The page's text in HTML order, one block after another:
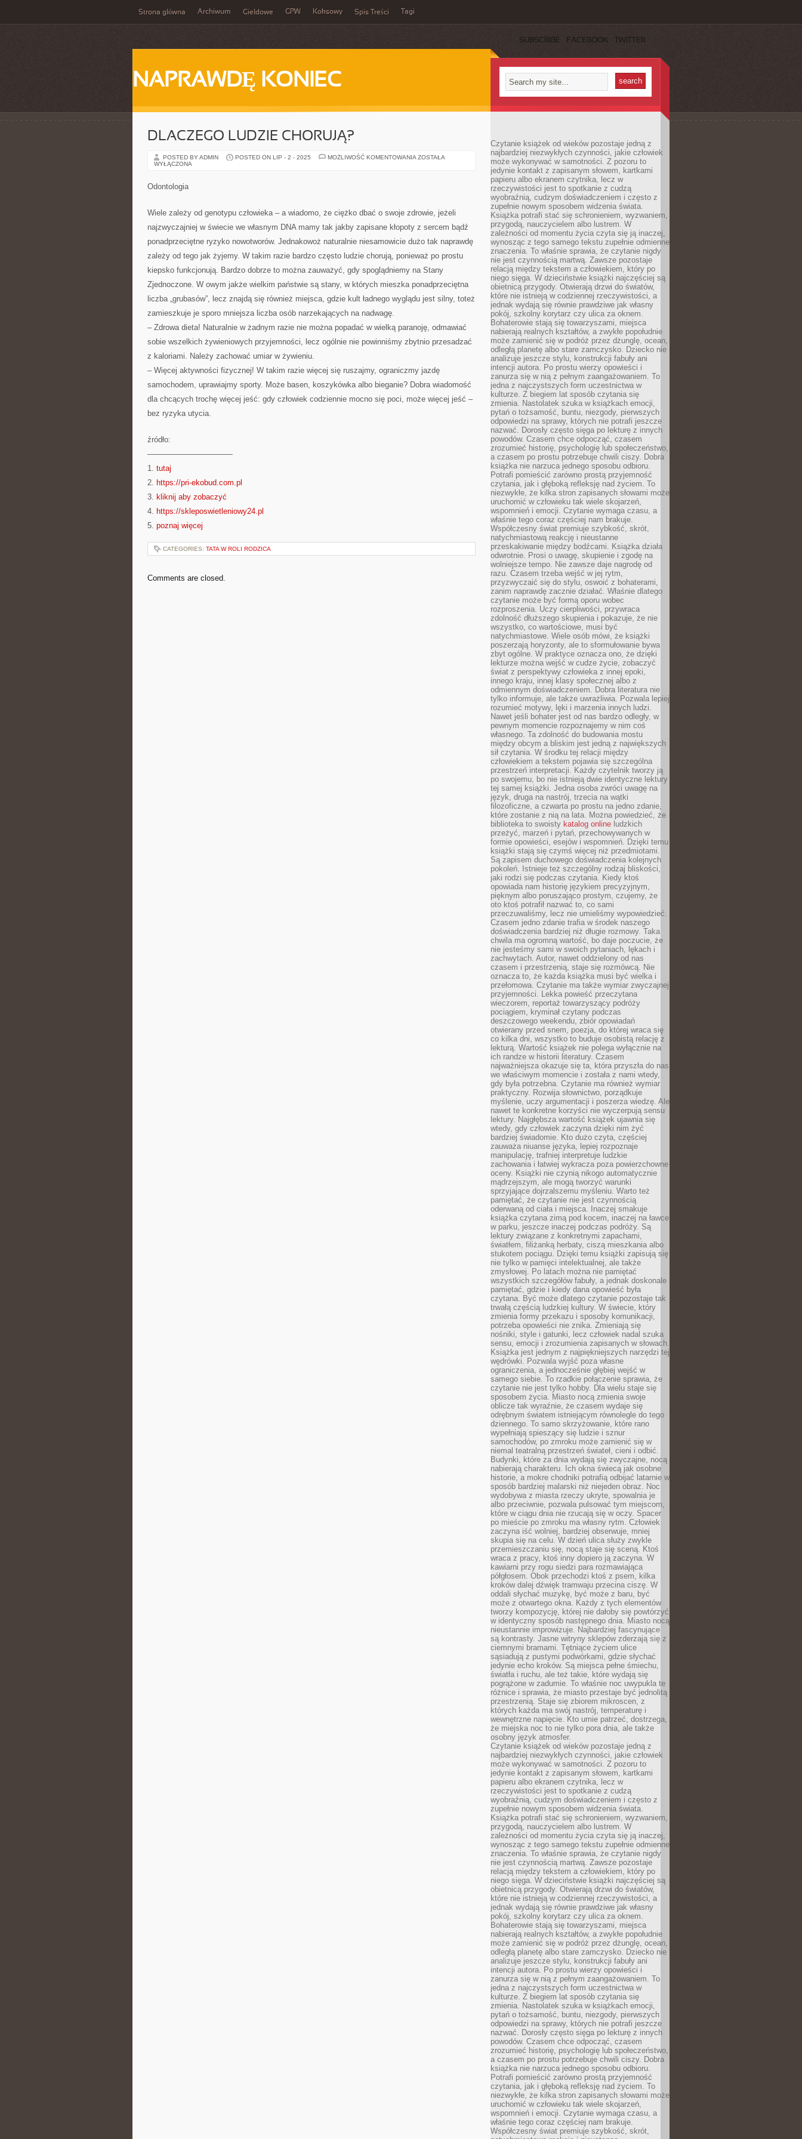
Strona główna Archiwum Giełdowe GPW Koksowy Spis Treści Tagi
SUBSCRIBE FACEBOOK TWITTER
NAPRAWDĘ KONIEC
DLACZEGO LUDZIE CHORUJĄ?
POSTED BY ADMIN POSTED ON LIP - 2 - 2025 MOŻLIWOŚĆ KOMENTOWANIA DLACZEGO
ZOSTAŁA
WYŁĄCZONA
Odontologia
Wiele zależy od genotypu człowieka – a wiadomo, że ciężko dbać o swoje zdrowie, jeżeli
najzwyczajniej w świecie we własnym DNA mamy tak jakby zapisane kłopoty z sercem bądź
ponadprzeciętne ryzyko nowotworów. Jednakowoż naturalnie niesamowicie dużo tak naprawdę
zależy od tego jak żyjemy. W takim razie bardzo często ludzie chorują, ponieważ po prostu
kiepsko funkcjonują. Bardzo dobrze to można zauważyć, gdy spoglądniemy na Stany
Zjednoczone. W owym jakże wielkim państwie są stany, w których mieszka ponadprzeciętna
liczba „grubasów”, lecz znajdą się również miejsca, gdzie kult ładnego wyglądu jest silny, toteż
zamieszkuje je sporo mniejsza liczba osób narzekających na nadwagę.
– Zdrowa dieta! Naturalnie w żadnym razie nie można popadać w wielką paranoję, odmawiać
sobie wszelkich żywieniowych przyjemności, lecz ogólnie nie powinniśmy zbytnio przesadzać
z kaloriami. Należy zachować umiar w żywieniu.
– Więcej aktywności fizycznej! W takim razie więcej się ruszajmy, ograniczmy jazdę
samochodem, uprawiajmy sporty. Może basen, koszykówka albo bieganie? Dobra wiadomość
dla chcących trochę więcej jeść: gdy człowiek codziennie mocno się poci, może więcej jeść –
bez ryzyka utycia.
źródło:
———————————
1. tutaj
2. https://pri-ekobud.com.pl
3. kliknij aby zobaczyć
4. https://skleposwietleniowy24.pl
5. poznaj więcej
CATEGORIES: TATA W ROLI RODZICA
Comments are closed.
Czytanie książek od wieków pozostaje jedną z
najbardziej niezwykłych czynności, jakie człowiek
może wykonywać w samotności. Z pozoru to
jedynie kontakt z zapisanym słowem, kartkami
papieru albo ekranem czytnika, lecz w
rzeczywistości jest to spotkanie z cudzą
wyobraźnią, cudzym doświadczeniem i często z
zupełnie nowym sposobem widzenia świata.
Książka potrafi stać się schronieniem, wyzwaniem,
przygodą, nauczycielem albo lustrem. W
zależności od momentu życia czyta się ją inaczej,
wynosząc z tego samego tekstu zupełnie odmienne
znaczenia. To właśnie sprawia, że czytanie nigdy
nie jest czynnością martwą. Zawsze pozostaje
relacją między tekstem a człowiekiem, który po
niego sięga. W dzieciństwie książki najczęściej są
obietnicą przygody. Otwierają drzwi do światów,
które nie istnieją w codziennej rzeczywistości, a
jednak wydają się równie prawdziwe jak własny
pokój, szkolny korytarz czy ulica za oknem.
Bohaterowie stają się towarzyszami, miejsca
nabierają realnych kształtów, a zwykłe popołudnie
może zamienić się w podróż przez dżunglę, ocean,
odległą planetę albo stare zamczysko. Dziecko nie
analizuje jeszcze stylu, konstrukcji fabuły ani
intencji autora. Po prostu wierzy opowieści i
zanurza się w nią z pełnym zaangażowaniem. To
jedna z najczystszych form uczestnictwa w
kulturze. Z biegiem lat sposób czytania się
zmienia. Nastolatek szuka w książkach emocji,
pytań o tożsamość, buntu, niezgody, pierwszych
odpowiedzi na sprawy, których nie potrafi jeszcze
nazwać. Dorosły często sięga po lekturę z innych
powodów. Czasem chce odpocząć, czasem
zrozumieć historię, psychologię lub społeczeństwo,
a czasem po prostu potrzebuje chwili ciszy. Dobra
książka nie narzuca jednego sposobu odbioru.
Potrafi pomieścić zarówno prostą przyjemność
czytania, jak i głęboką refleksję nad życiem. To
niezwykłe, że kilka stron zapisanych słowami może
uruchomić w człowieku tak wiele skojarzeń,
wspomnień i emocji. Czytanie wymaga czasu, a
właśnie tego coraz częściej nam brakuje.
Współczesny świat premiuje szybkość, skrót,
natychmiastową reakcję i nieustanne
przeskakiwanie między bodźcami. Książka działa
odwrotnie. Prosi o uwagę, skupienie i zgodę na
wolniejsze tempo. Nie zawsze daje nagrodę od
razu. Czasem trzeba wejść w jej rytm,
przyzwyczaić się do stylu, oswoić z bohaterami,
zanim naprawdę zacznie działać. Właśnie dlatego
czytanie może być formą oporu wobec
rozproszenia. Uczy cierpliwości, przywraca
zdolność dłuższego skupienia i pokazuje, że nie
wszystko, co wartościowe, musi być
natychmiastowe. Wiele osób mówi, że książki
poszerzają horyzonty, ale to sformułowanie bywa
zbyt ogólne. W praktyce oznacza ono, że dzięki
lekturze można wejść w cudze życie, zobaczyć
świat z perspektywy człowieka z innej epoki,
innego kraju, innej klasy społecznej albo z
odmiennym doświadczeniem. Dobra literatura nie
tylko informuje, ale także uwrażliwia. Pozwala lepiej
rozumieć motywy, lęki i marzenia innych ludzi.
Nawet jeśli bohater jest od nas bardzo odległy, w
pewnym momencie rozpoznajemy w nim coś
własnego. Ta zdolność do budowania mostu
między obcym a bliskim jest jedną z największych
sił czytania. W środku tej relacji między
człowiekiem a tekstem pojawia się szczególna
przestrzeń interpretacji. Każdy czytelnik tworzy ją
po swojemu, bo nie istnieją dwie identyczne lektury
tej samej książki. Jedna osoba zwróci uwagę na
język, druga na nastrój, trzecia na wątki
filozoficzne, a czwarta po prostu na jedno zdanie,
które zostanie z nią na lata. Można powiedzieć, że
biblioteka to swoisty katalog online ludzkich
przeżyć, marzeń i pytań, przechowywanych w
formie opowieści, esejów i wspomnień. Dzięki temu
książki stają się czymś więcej niż przedmiotami.
Są zapisem duchowego doświadczenia kolejnych
pokoleń. Istnieje też szczególny rodzaj bliskości,
jaki rodzi się podczas czytania. Kiedy ktoś
opowiada nam historię językiem precyzyjnym,
pięknym albo poruszająco prostym, czujemy, że
oto ktoś potrafił nazwać to, co sami
przeczuwaliśmy, lecz nie umieliśmy wypowiedzieć.
Czasem jedno zdanie trafia w środek naszego
doświadczenia bardziej niż długie rozmowy. Taka
chwila ma ogromną wartość, bo daje poczucie, że
nie jesteśmy sami w swoich pytaniach, lękach i
zachwytach. Autor, nawet oddzielony od nas
czasem i przestrzenią, staje się rozmówcą. Nie
oznacza to, że każda książka musi być wielka i
przełomowa. Czytanie ma także wymiar zwyczajnej
przyjemności. Lekka powieść przeczytana
wieczorem, reportaż towarzyszący podróży
pociągiem, kryminał czytany podczas
deszczowego weekendu, zbiór opowiadań
otwierany przed snem, poezja, do której wraca się
co kilka dni, wszystko to buduje osobistą relację z
lekturą. Wartość książek nie polega wyłącznie na
ich randze w historii literatury. Czasem
najważniejsza okazuje się ta, która przyszła do nas
we właściwym momencie i została z nami wtedy,
gdy była potrzebna. Czytanie ma również wymiar
praktyczny. Rozwija słownictwo, porządkuje
myślenie, uczy argumentacji i poszerza wiedzę. Ale
nawet te konkretne korzyści nie wyczerpują sensu
lektury. Najgłębsza wartość książek ujawnia się
wtedy, gdy człowiek zaczyna dzięki nim żyć
bardziej świadomie. Kto dużo czyta, częściej
zauważa niuanse języka, lepiej rozpoznaje
manipulację, trafniej interpretuje ludzkie
zachowania i łatwiej wykracza poza powierzchowne
oceny. Książki nie czynią nikogo automatycznie
mądrzejszym, ale mogą tworzyć warunki
sprzyjające dojrzalszemu myśleniu. Warto też
pamiętać, że czytanie nie jest czynnością
oderwaną od ciała i miejsca. Inaczej smakuje
książka czytana zimą pod kocem, inaczej na ławce
w parku, jeszcze inaczej podczas podróży. Są
lektury związane z konkretnymi zapachami,
światłem, filiżanką herbaty, ciszą mieszkania albo
stukotem pociągu. Dzięki temu książki zapisują się
nie tylko w pamięci intelektualnej, ale także
zmysłowej. Po latach można nie pamiętać
wszystkich szczegółów fabuły, a jednak doskonale
pamiętać, gdzie i kiedy dana opowieść była
czytana. Być może dlatego czytanie pozostaje tak
trwałą częścią ludzkiej kultury. W świecie, który
zmienia formy przekazu i sposoby komunikacji,
potrzeba opowieści nie znika. Zmieniają się
nośniki, style i gatunki, lecz człowiek nadal szuka
sensu, emocji i zrozumienia zapisanych w słowach.
Książka jest jednym z najpiękniejszych narzędzi tej
wędrówki. Pozwala wyjść poza własne
ograniczenia, a jednocześnie głębiej wejść w
samego siebie. To rzadkie połączenie sprawia, że
czytanie nie jest tylko hobby. Dla wielu staje się
sposobem życia. Miasto nocą zmienia swoje
oblicze tak wyraźnie, że czasem wydaje się
odrębnym światem istniejącym równolegle do tego
dziennego. To samo skrzyżowanie, które rano
wypełniają spieszący się ludzie i sznur
samochodów, po zmroku może zamienić się w
niemal teatralną przestrzeń świateł, cieni i odbić.
Budynki, które za dnia wydają się zwyczajne, nocą
nabierają charakteru. Ich okna świecą jak osobne
historie, a mokre chodniki potrafią odbijać latarnie w
sposób bardziej malarski niż niejeden obraz. Noc
wydobywa z miasta rzeczy ukryte, spowalnia je
albo przeciwnie, pozwala pulsować tym miejscom,
które w ciągu dnia nie rzucają się w oczy. Spacer
po mieście po zmroku ma własny rytm. Człowiek
zaczyna iść wolniej, bardziej obserwuje, mniej
skupia się na celu. W dzień ulica służy zwykle
przemieszczaniu się, nocą staje się sceną. Ktoś
wraca z pracy, ktoś inny dopiero ją zaczyna. W
kawiarni przy rogu siedzi para rozmawiająca
półgłosem. Obok przechodzi ktoś z psem, kilka
kroków dalej dźwięk tramwaju przecina ciszę. W
oddali słychać muzykę, być może z baru, być
może z otwartego okna. Każdy z tych elementów
tworzy kompozycję, której nie dałoby się powtórzyć
w identyczny sposób następnego dnia. Miasto nocą
nieustannie improwizuje. Najbardziej fascynujące
są kontrasty. Jasne witryny sklepów zderzają się z
ciemnymi bramami. Tętniące życiem ulice
sąsiadują z pustymi podwórkami, gdzie słychać
jedynie echo kroków. Są miejsca pełne śmiechu,
światła i ruchu, ale też takie, które wydają się
pogrążone w zadumie. To właśnie noc uwypukla te
różnice i sprawia, że miasto przestaje być jednolitą
przestrzenią. Staje się zbiorem mikroscen, z
których każda ma swój nastrój, temperaturę i
wewnętrzne napięcie. Kto umie patrzeć, dostrzega,
że miejska noc to nie tylko pora dnia, ale także
osobny język atmosfer.
Czytanie książek od wieków pozostaje jedną z
najbardziej niezwykłych czynności, jakie człowiek
może wykonywać w samotności. Z pozoru to
jedynie kontakt z zapisanym słowem, kartkami
papieru albo ekranem czytnika, lecz w
rzeczywistości jest to spotkanie z cudzą
wyobraźnią, cudzym doświadczeniem i często z
zupełnie nowym sposobem widzenia świata.
Książka potrafi stać się schronieniem, wyzwaniem,
przygodą, nauczycielem albo lustrem. W
zależności od momentu życia czyta się ją inaczej,
wynosząc z tego samego tekstu zupełnie odmienne
znaczenia. To właśnie sprawia, że czytanie nigdy
nie jest czynnością martwą. Zawsze pozostaje
relacją między tekstem a człowiekiem, który po
niego sięga. W dzieciństwie książki najczęściej są
obietnicą przygody. Otwierają drzwi do światów,
które nie istnieją w codziennej rzeczywistości, a
jednak wydają się równie prawdziwe jak własny
pokój, szkolny korytarz czy ulica za oknem.
Bohaterowie stają się towarzyszami, miejsca
nabierają realnych kształtów, a zwykłe popołudnie
może zamienić się w podróż przez dżunglę, ocean,
odległą planetę albo stare zamczysko. Dziecko nie
analizuje jeszcze stylu, konstrukcji fabuły ani
intencji autora. Po prostu wierzy opowieści i
zanurza się w nią z pełnym zaangażowaniem. To
jedna z najczystszych form uczestnictwa w
kulturze. Z biegiem lat sposób czytania się
zmienia. Nastolatek szuka w książkach emocji,
pytań o tożsamość, buntu, niezgody, pierwszych
odpowiedzi na sprawy, których nie potrafi jeszcze
nazwać. Dorosły często sięga po lekturę z innych
powodów. Czasem chce odpocząć, czasem
zrozumieć historię, psychologię lub społeczeństwo,
a czasem po prostu potrzebuje chwili ciszy. Dobra
książka nie narzuca jednego sposobu odbioru.
Potrafi pomieścić zarówno prostą przyjemność
czytania, jak i głęboką refleksję nad życiem. To
niezwykłe, że kilka stron zapisanych słowami może
uruchomić w człowieku tak wiele skojarzeń,
wspomnień i emocji. Czytanie wymaga czasu, a
właśnie tego coraz częściej nam brakuje.
Współczesny świat premiuje szybkość, skrót,